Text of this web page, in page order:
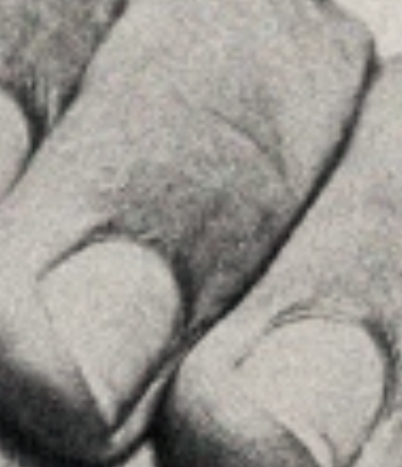
Príncipe de Vergara, 108 , 5ª planta
28002 , Madrid
+34 915759925
Ver en Google Maps
Home
La Firma
Equipo
Asesoramiento
Insights
Contactar